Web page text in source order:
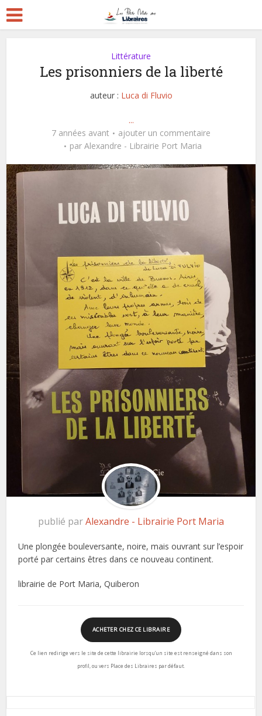
Littérature
Les prisonniers de la liberté
auteur : Luca di Fluvio
...
7 années avant
ajouter un commentaire
par Alexandre - Librairie Port Maria
publié parAlexandre - Librairie Port Maria
Une plongée bouleversante, noire, mais ouvrant sur l’espoir
porté par certains êtres dans ce nouveau continent.
librairie de Port Maria, Quiberon
ACHETER CHEZ CE LIBRAIRE
Ce lien redirige vers le site de cette librairie lorsqu’un site est renseigné dans son
profil, ou vers Place des Libraires par défaut.